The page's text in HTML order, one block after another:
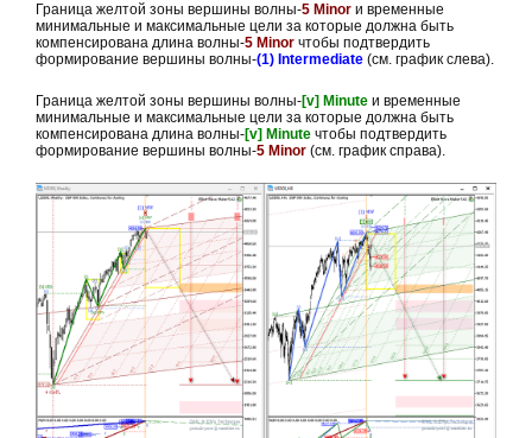
Граница желтой зоны вершины волны-5 Minor и временные
минимальные и максимальные цели за которые должна быть
компенсирована длина волны-5 Minor чтобы подтвердить
формирование вершины волны-(1) Intermediate (см. график слева).
Граница желтой зоны вершины волны-[v] Minute и временные
минимальные и максимальные цели за которые должна быть
компенсирована длина волны-[v] Minute чтобы подтвердить
формирование вершины волны-5 Minor (см. график справа).